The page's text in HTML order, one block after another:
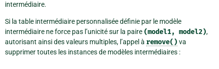
intermédiaire.
Si la table intermédiaire personnalisée définie par le modèle
intermédiaire ne force pas l’unicité sur la paire (model1, model2),
autorisant ainsi des valeurs multiples, l’appel à remove() va
supprimer toutes les instances de modèles intermédiaires :